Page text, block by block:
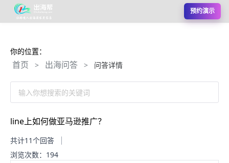
预约演示
你的位置：
首页 > 出海问答 > 问答详情
输入你想搜索的关键词
line上如何做亚马逊推广？
共计11个回答
浏览次数：194